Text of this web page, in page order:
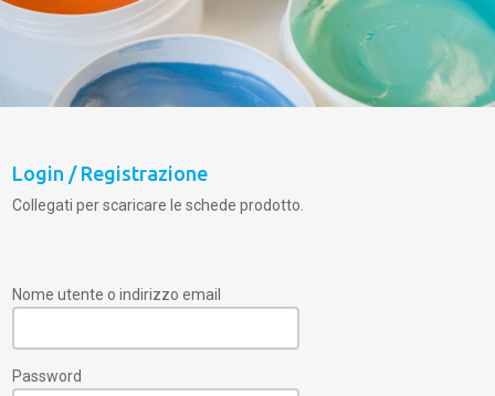
Login / Registrazione
Collegati per scaricare le schede prodotto.
Nome utente o indirizzo email
Password